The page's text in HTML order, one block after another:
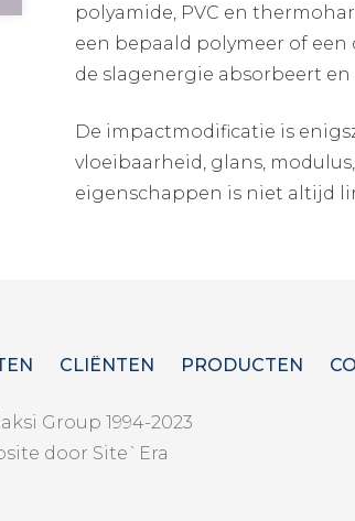
polyamide, PVC en
een bepaald polymeer of
de slagenergie absorbeert
De impactmodificatie is
vloeibaarheid, glans,
eigenschappen is niet altijd
CLIËNTEN PRODUCTEN
Group 1994-2023
door Site`Era